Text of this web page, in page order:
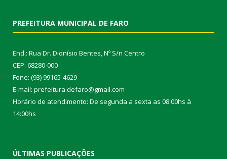
PREFEITURA MUNICIPAL DE FARO
End.: Rua Dr. Dionísio Bentes, Nº S/n Centro
CEP: 68280-000
Fone: (93) 99165-4629
E-mail: prefeitura.defaro@gmail.com
Horário de atendimento: De segunda a sexta as 08:00hs à
14:00hs
ÚLTIMAS PUBLICAÇÕES